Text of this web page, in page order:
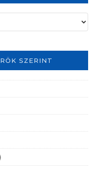
SZERINT